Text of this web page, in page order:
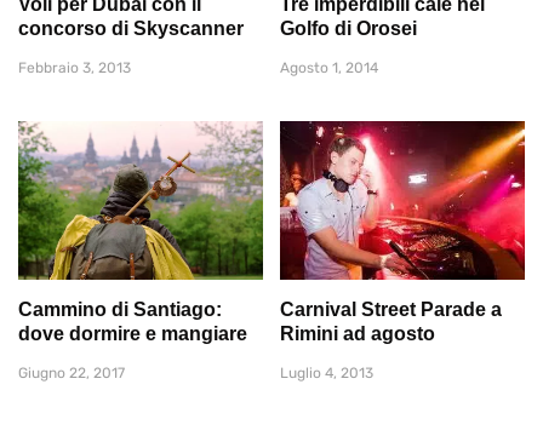
concorso di Skyscanner
Febbraio 3, 2013
Golfo di Orosei
Agosto 1, 2014
Cammino di Santiago:
dove dormire e mangiare
Giugno 22, 2017
Carnival Street Parade a
Rimini ad agosto
Luglio 4, 2013